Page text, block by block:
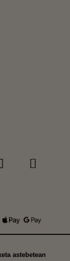
astebetean